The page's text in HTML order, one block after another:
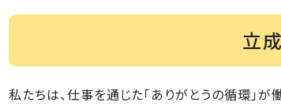
立
私たちは、仕事を通じた「ありがとうの循環」